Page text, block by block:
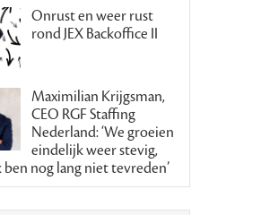
Onrust en weer rust
rond JEX Backoffice II
Maximilian Krijgsman,
CEO RGF Staffing
Nederland: ‘We groeien
eindelijk weer stevig,
ben nog lang niet tevreden’